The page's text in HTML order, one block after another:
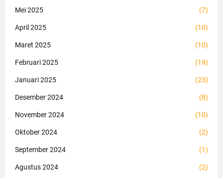
Mei 2025 (7)
April 2025 (10)
Maret 2025 (10)
Februari 2025 (19)
Januari 2025 (23)
Desember 2024 (8)
November 2024 (10)
Oktober 2024 (2)
September 2024 (1)
Agustus 2024 (2)